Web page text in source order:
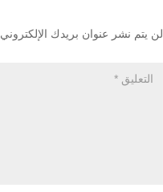
لن يتم نشر عنوان بريدك الإلكتروني.